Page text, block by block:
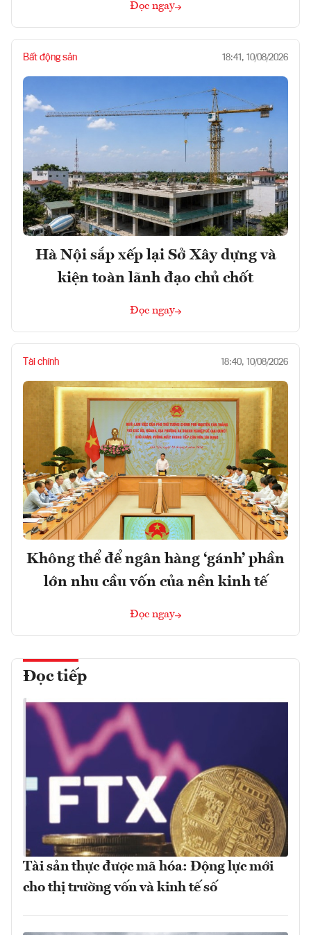
Đọc ngay
Bất động sản 18:41, 10/08/2026
Hà Nội sắp xếp lại Sở Xây dựng và
kiện toàn lãnh đạo chủ chốt
Đọc ngay
Tài chính 18:40, 10/08/2026
Không thể để ngân hàng ‘gánh’ phần
lớn nhu cầu vốn của nền kinh tế
Đọc ngay
Đọc tiếp
Tài sản thực được mã hóa: Động lực mới
cho thị trường vốn và kinh tế số